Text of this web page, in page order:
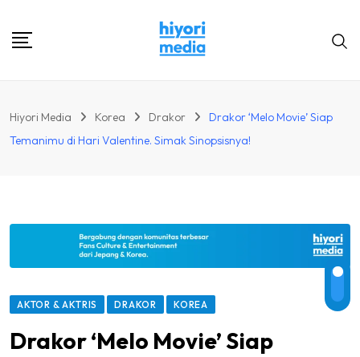
Hiyori Media Korea Drakor
Drakor ‘Melo Movie’ Siap
Temanimu di Hari Valentine. Simak Sinopsisnya!
AKTOR & AKTRIS DRAKOR KOREA
Drakor ‘Melo Movie’ Siap